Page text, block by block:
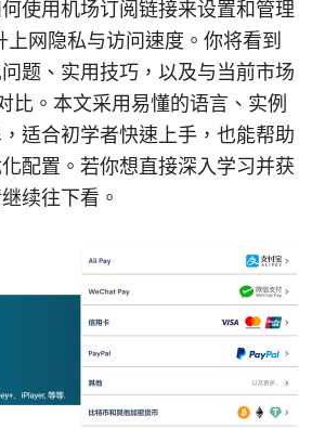
使用机场订阅链接来设置和管理
网隐私与访问速度。你将看到
题、实用技巧，以及与当前市场
比。本文采用易懂的语言、实例
适合初学者快速上手，也能帮助
配置。若你想直接深入学习并获
续往下看。